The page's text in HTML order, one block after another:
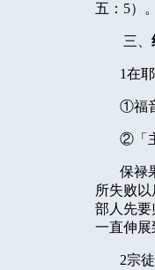
五： 5）
三、
1在
①福
②
保禄
所失败以
部人先要
一直伸展
2宗